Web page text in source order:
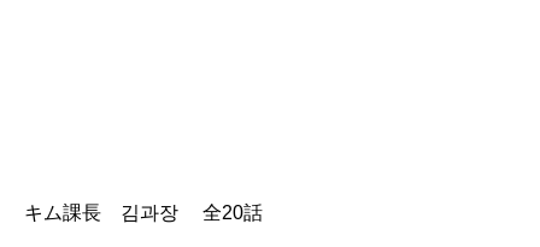
キム課長 김과장 全20話